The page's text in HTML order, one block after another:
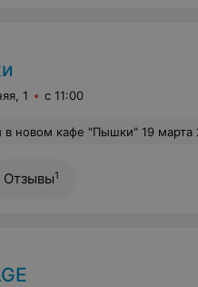
1 с 11:00
а бегущий по столу настоящий ручей-это совершенно новый элемент дизайна в нашем городе. Но больше всего испытали позитива от общения с обслуживающей нас Александрой . Внимательная, красивая, ловкая в
Отзывы1